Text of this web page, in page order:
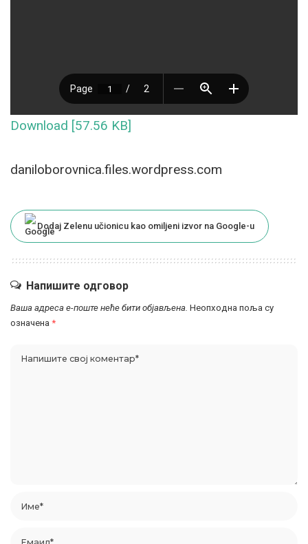
Download [57.56 KB]
daniloborovnica.files.wordpress.com
Dodaj Zelenu učionicu kao omiljeni izvor na Google-u
Напишите одговор
Ваша адреса е-поште неће бити објављена. Неопходна поља су
означена *